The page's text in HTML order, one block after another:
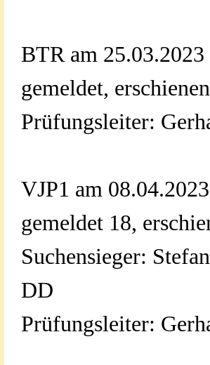
BTR am
gemeldet,
Prüfungsleiter:
VJP1 am
gemeldet 18,
Suchensieger:
DD
Prüfungsleiter: